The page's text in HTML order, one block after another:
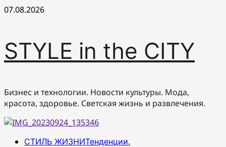
Перейти
07.08.2026
STYLE in the CITY
Бизнес и технологии. Новости культуры. Мода,
красота, здоровье. Светская жизнь и развлечения.
Основное
СТИЛЬ ЖИЗНИТенденции.